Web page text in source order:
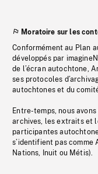
Moratoire sur les
Conformément au Plan
développés par
de l’écran autochtone,
ses protocoles
autochtones et du
Entre-temps, nous
archives, les extraits et
participantes
s’identifient pas comme
Nations, Inuit ou Métis).